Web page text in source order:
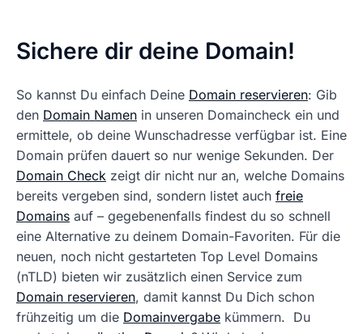
Sichere dir deine Domain!
So kannst Du einfach Deine Domain reservieren: Gib
den Domain Namen in unseren Domaincheck ein und
ermittele, ob deine Wunschadresse verfügbar ist. Eine
Domain prüfen dauert so nur wenige Sekunden. Der
Domain Check zeigt dir nicht nur an, welche Domains
bereits vergeben sind, sondern listet auch freie
Domains auf – gegebenenfalls findest du so schnell
eine Alternative zu deinem Domain-Favoriten. Für die
neuen, noch nicht gestarteten Top Level Domains
(nTLD) bieten wir zusätzlich einen Service zum
Domain reservieren, damit kannst Du Dich schon
frühzeitig um die Domainvergabe kümmern. Du